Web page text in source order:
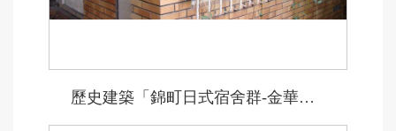
歷史建築「錦町日式宿舍群-金華街90號」